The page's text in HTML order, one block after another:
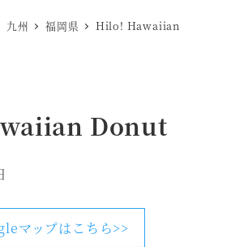
九州 福岡県
Hilo! Hawaiian
Donut
マップはこちら>>